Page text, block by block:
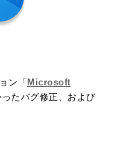
ン「Microsoft
たバグ修正、および